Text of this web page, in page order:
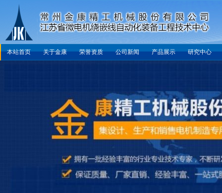
本站首页 关于金康 荣誉资质 公司新闻 产品展示 研究中心